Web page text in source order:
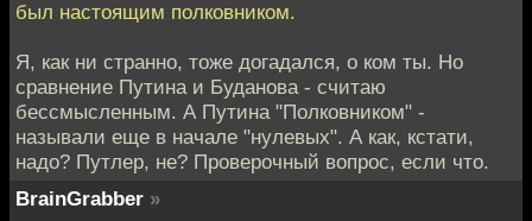
был настоящим полковником.
Я, как ни странно, тоже догадался, о ком ты. Но
сравнение Путина и Буданова - считаю
бессмысленным. А Путина "Полковником" -
называли еще в начале "нулевых". А как, кстати,
надо? Путлер, не? Проверочный вопрос, если что.
BrainGrabber »